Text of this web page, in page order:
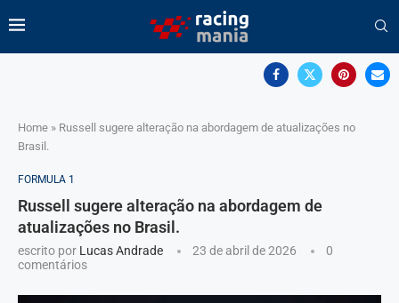
Home » Russell sugere alteração na abordagem de atualizações no
Brasil.
FORMULA 1
Russell sugere alteração na abordagem de
atualizações no Brasil.
escrito por Lucas Andrade 23 de abril de 2026
0
comentários